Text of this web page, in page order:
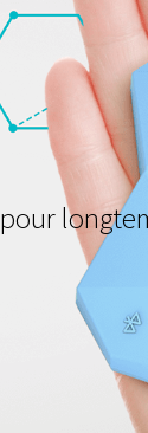
pourlongte